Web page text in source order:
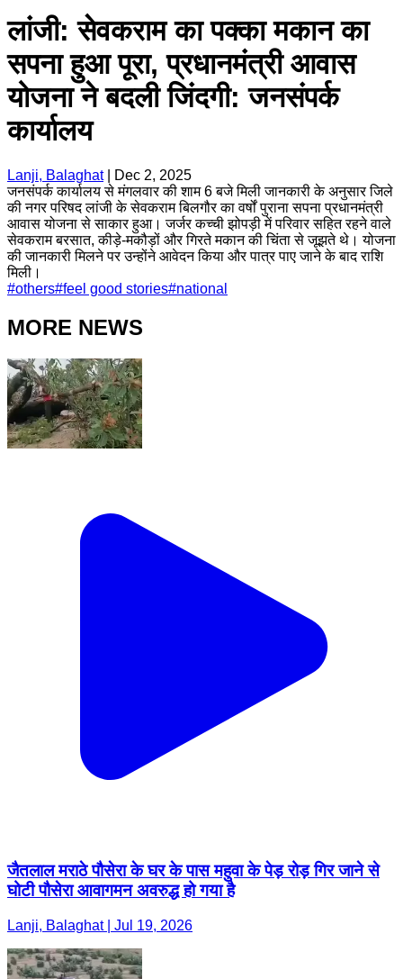
लांजी: सेवकराम का पक्का मकान का
सपना हुआ पूरा, प्रधानमंत्री आवास
योजना ने बदली जिंदगी: जनसंपर्क
कार्यालय
Lanji, Balaghat|
Dec 2, 2025
जनसंपर्क कार्यालय से मंगलवार की शाम 6 बजे मिली जानकारी के अनुसार जिले
की नगर परिषद लांजी के सेवकराम बिलगौर का वर्षों पुराना सपना प्रधानमंत्री
आवास योजना से साकार हुआ। जर्जर कच्ची झोपड़ी में परिवार सहित रहने वाले
सेवकराम बरसात, कीड़े-मकौड़ों और गिरते मकान की चिंता से जूझते थे। योजना
की जानकारी मिलने पर उन्होंने आवेदन किया और पात्र पाए जाने के बाद राशि
मिली।
#others#feel good stories#national
MORE NEWS
जैतलाल मराठे पौसेरा के घर के पास महुवा के पेड़ रोड़ गिर जाने से
घोटी पौसेरा आवागमन अवरुद्ध हो गया है
Lanji, Balaghat | Jul 19, 2026